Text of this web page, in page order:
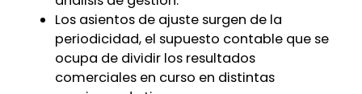
Los asientos de ajuste surgen de la
periodicidad, el supuesto contable que se
ocupa de dividir los resultados
comerciales en curso en distintas